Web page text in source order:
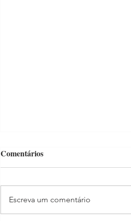
"Mãe Aos 40" já estreou!
Comentários
Escreva um comentário